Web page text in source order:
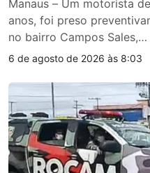
Manaus – Um motorista
anos, foi preso
no bairro Campos Sales,…
6 de agosto de 2026 às 8:03